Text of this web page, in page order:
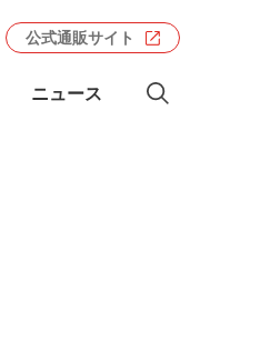
ニュース
公式通販サイト